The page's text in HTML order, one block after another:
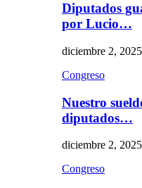
Diputados
por Lucio…
diciembre 2, 2025
Congreso
Nuestro
diputados…
diciembre 2, 2025
Congreso